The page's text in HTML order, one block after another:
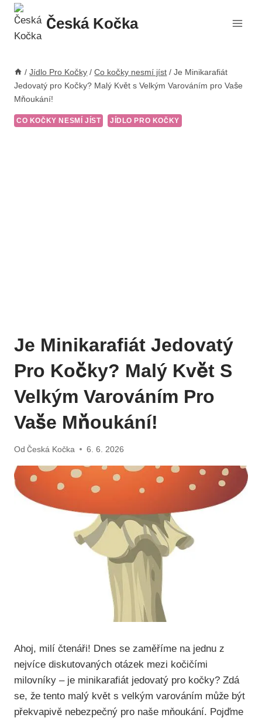
Přeskočit
obsah
Česká Kočka
/ Jídlo Pro Kočky / Co kočky nesmí jíst / Je Minikarafiát
Jedovatý pro Kočky? Malý Květ s Velkým Varováním pro Vaše
Mňoukání!
CO KOČKY NESMÍ JÍST JÍDLO PRO KOČKY
Je Minikarafiát Jedovatý
Pro Kočky? Malý Květ S
Velkým Varováním Pro
Vaše Mňoukání!
Od Česká Kočka 6. 6. 2026
Ahoj, milí čtenáři! Dnes se zaměříme na jednu z
nejvíce diskutovaných otázek mezi kočičími
milovníky – je minikarafiát jedovatý pro kočky? Zdá
se, že tento malý květ s velkým varováním může být
překvapivě nebezpečný pro naše mňoukání. Pojďme